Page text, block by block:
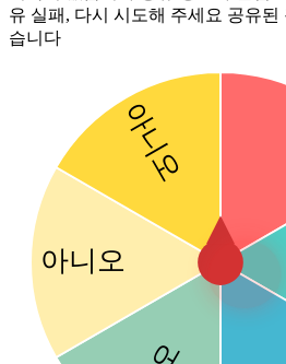
유 실패, 다시 시도해 주세요 공유된
습니다